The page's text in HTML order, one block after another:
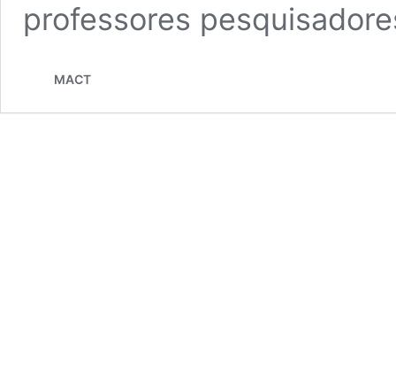
professores
MACT